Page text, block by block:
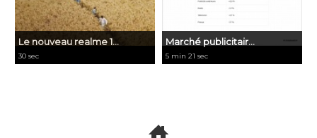
Le nouveau realme 1...
30 sec
Marché publicitair...
5 min 21 sec